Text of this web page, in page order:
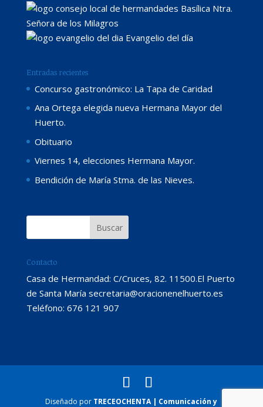
Basílica Ntra.
Señora de los Milagros
Evangelio del día
Entradas recientes
Concurso gastronómico: La Tapa de Caridad
Ana Ortega elegida nueva Hermana Mayor del
Huerto.
Obituario
Viernes 14, elecciones Hermana Mayor.
Bendición de María Stma. de las Nieves.
Contacto
Casa de Hermandad: C/Cruces, 82. 11500.El Puerto
de Santa María secretaria@oracionenelhuerto.es
Teléfono: 676 121 907
Diseñado por TRECEOCHENTA | Comunicación y